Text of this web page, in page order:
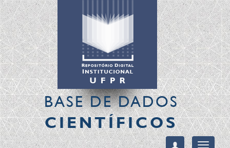
BASE DE DADOS
CIENTÍFICOS
Toggle